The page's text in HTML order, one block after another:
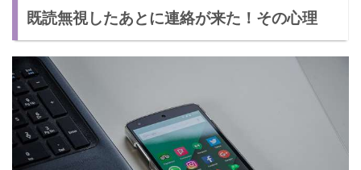
すぐ返すべき？効果的なタイミングとは？
既読無視をしてきた相手に効果的なLINEのコツ
すぐに返信せずに待とう！
既読無視したあとに連絡が来た！その心理